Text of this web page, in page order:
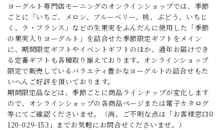
ヨーグルト専門店モーニングのオンラインショップでは、季節
ごとに「いちご、メロン、ブルーベリー、桃、ぶどう、いちじ
く、ラ・フランス」などの生果実をふんだんに使用した「季節
の果実入りヨーグルト」を詰合せた季節限定ギフトをメイン
に、期間限定ギフトやイベントギフトのほか、通年お届けでき
る定番ギフトも各種取り揃えております。オンラインショップ
限定で販売しているバラエティ豊かなヨーグルトの詰合せもた
いへんご好評を頂いております。
期間限定品などは、季節ごとに商品ラインナップが変化します
ので、オンラインショップの各商品ページまたは電子カタログ
等にてご確認くださいませ。（尚、ご不明な点は「お客様窓口0
120-029-153」までお気軽にお問合せくださいませ。）